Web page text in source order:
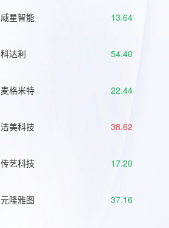
威星智能 13.64
科达利 54.40
麦格米特 22.44
洁美科技 38.62
传艺科技 17.20
元隆雅图 37.16